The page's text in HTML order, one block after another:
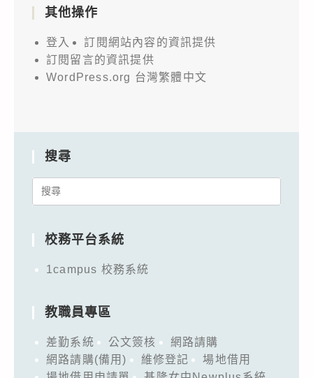
其他操作
登入
訂閱網站內容的資訊提供
訂閱留言的資訊提供
WordPress.org 台灣繁體中文
搜尋
Search
校務平台系統
1campus 校務系統
教職員專區
差勤系統 公文簽核
網路請購
網路請購(備用)
維修登記
場地借用